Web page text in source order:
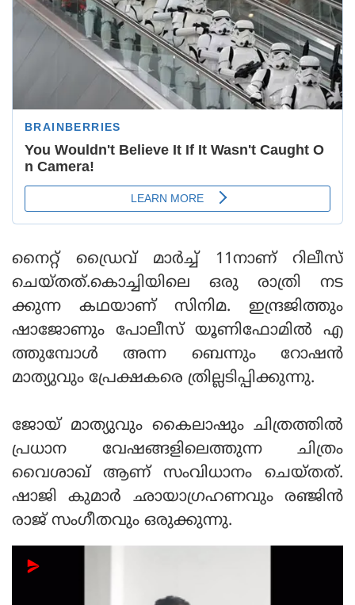
നൈറ്റ് ഡ്രൈവ് മാർച്ച് 11നാണ് റിലീസ്
ചെയ്തത്.കൊച്ചിയിലെ ഒരു രാത്രി നട
ക്കുന്ന കഥയാണ് സിനിമ. ഇന്ദ്രജിത്തും
ഷാജോണും പോലീസ് യൂണിഫോമിൽ എ
ത്തുമ്പോൾ അന്ന ബെന്നും റോഷൻ
മാത്യുവും പ്രേക്ഷകരെ ത്രില്ലടിപ്പിക്കുന്നു.
ജോയ് മാത്യുവും കൈലാഷും ചിത്രത്തിൽ
പ്രധാന വേഷങ്ങളിലെത്തുന്ന ചിത്രം
വൈശാഖ് ആണ് സംവിധാനം ചെയ്തത്.
ഷാജി കുമാർ ഛായാഗ്രഹണവും രഞ്ജിൻ
രാജ് സംഗീതവും ഒരുക്കുന്നു.